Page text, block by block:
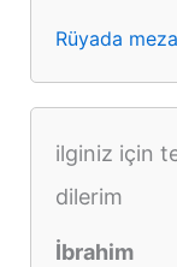
Rüyada
ilginiz için
dilerim
İbrahim